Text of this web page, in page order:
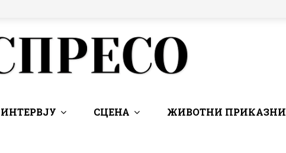
ИНТЕРВЈУ СЦЕНА ЖИВОТНИ ПРИКАЗНИ